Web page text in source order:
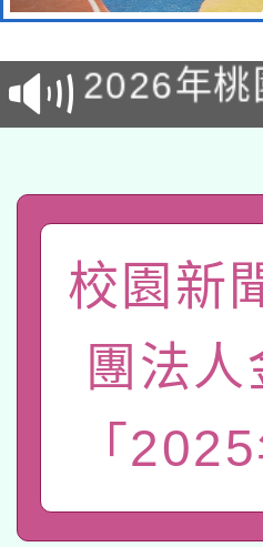
業技術研
用水績優
115年8
桃園市孔
開 智慧啟
2026年桃
「2026桃
關事宜
年度健康
業成長研
函轉國家
原住民族
族教育國
轉知教育
新北市政
師專業
方素養
函轉國立
「族語
轉知有關
文教學
件」活動
教育部
年度
轉知經濟
校園新
團法
「